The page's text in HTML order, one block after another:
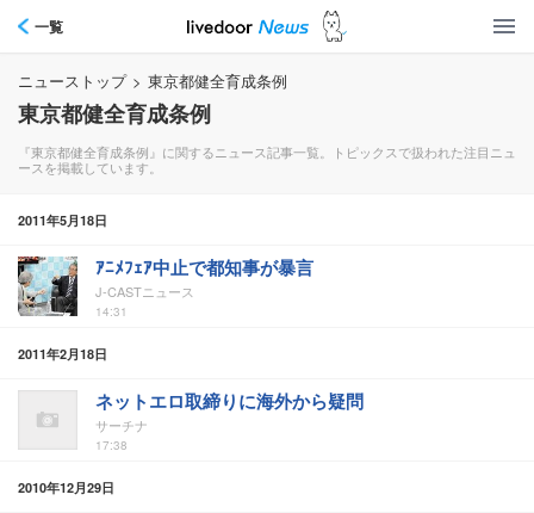
一覧
ニューストップ > 東京都健全育成条例
東京都健全育成条例
『東京都健全育成条例』に関するニュース記事一覧。トピックスで扱われた注目ニュ
ースを掲載しています。
2011年5月18日
ｱﾆﾒﾌｪｱ中止で都知事が暴言
J-CASTニュース
14:31
2011年2月18日
ネットエロ取締りに海外から疑問
サーチナ
17:38
2010年12月29日